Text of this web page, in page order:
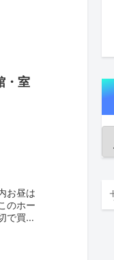
・室
お昼は
のホー
で買え